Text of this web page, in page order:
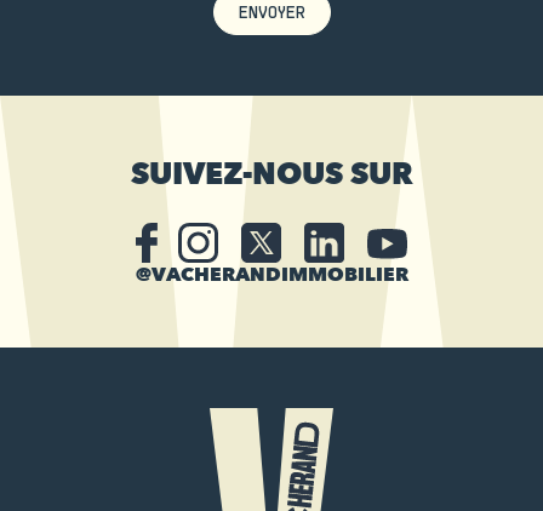
ENVOYER
SUIVEZ-NOUS SUR
@VACHERANDIMMOBILIER